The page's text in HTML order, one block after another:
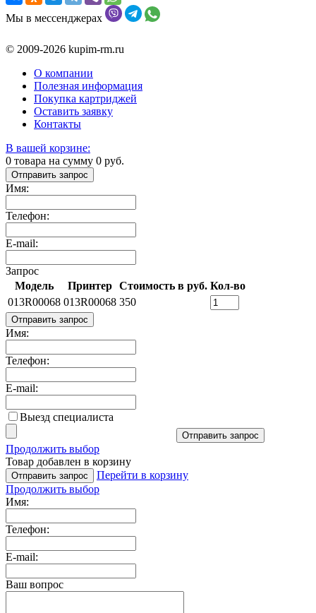
Мы в мессенджерах
© 2009-2026 kupim-rm.ru
О компании
Полезная информация
Покупка картриджей
Оставить заявку
Контакты
В вашей корзине:
0 товара на сумму 0 руб.
Отправить запрос
Имя:
Телефон:
E-mail:
Запрос
Модель
Принтер Стоимость в руб. Кол-во
013R00068 013R00068 350
Отправить запрос
Имя:
Телефон:
E-mail:
Выезд специалиста
Отправить запрос
Продолжить выбор
Товар добавлен в корзину
Отправить запрос
Перейти в корзину
Продолжить выбор
Имя:
Телефон:
E-mail:
Ваш вопрос